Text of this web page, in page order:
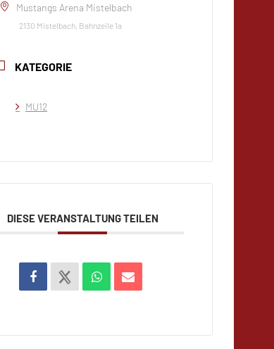
Mustangs Arena Mistelbach
2130 Mistelbach, Bahnzeile 1a
KATEGORIE
MU12
DIESE VERANSTALTUNG TEILEN